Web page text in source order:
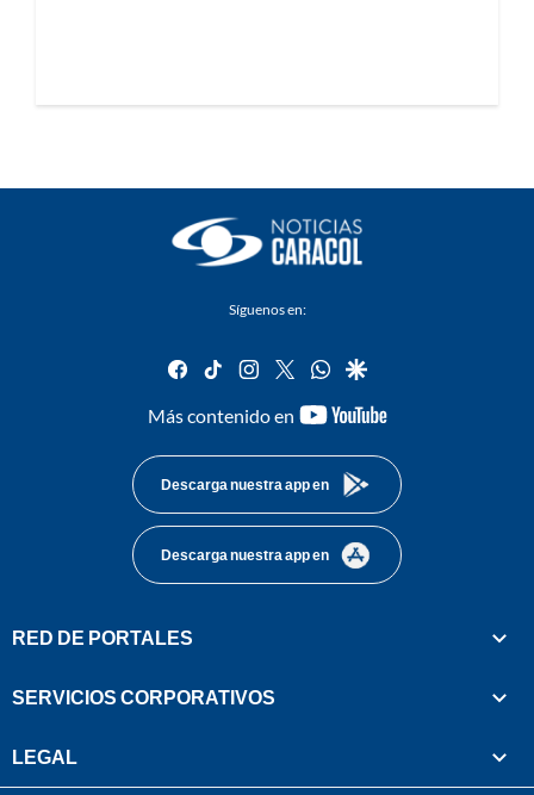
Síguenos en:
facebook
tiktok instagram
twitterwhatsapp
google
Más contenido en
youtube-
Descarga nuestra app en
Descarga nuestra app en
RED DE PORTALES
SERVICIOS CORPORATIVOS
LEGAL